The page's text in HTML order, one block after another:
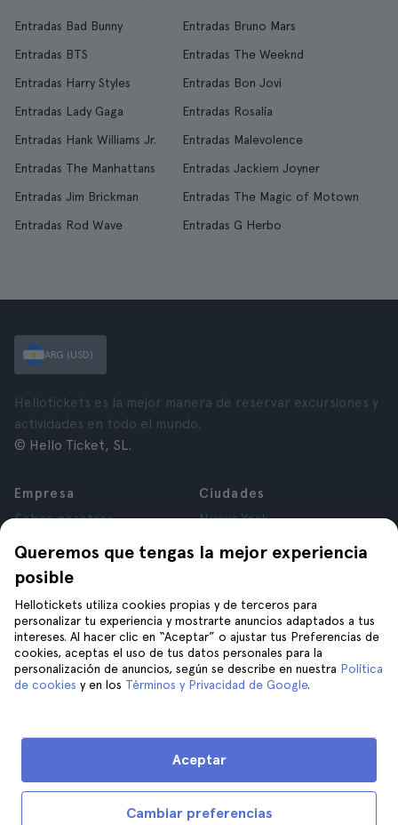
Entradas Bad Bunny
Entradas Bruno Mars
Entradas BTS
Entradas The Weeknd
Entradas Harry Styles
Entradas Bon Jovi
Entradas Lady Gaga
Entradas Rosalía
Entradas Hank Williams Jr.
Entradas Malevolence
Entradas The Manhattans
Entradas Jackiem Joyner
Entradas Jim Brickman
Entradas The Magic of Motown
Entradas Rod Wave
Entradas G Herbo
Queremos que tengas la mejor experiencia
posible
Hellotickets utiliza cookies propias y de terceros para
personalizar tu experiencia y mostrarte anuncios adaptados a tus
intereses. Al hacer clic en “Aceptar” o ajustar tus Preferencias de
cookies, aceptas el uso de tus datos personales para la
personalización de anuncios, según se describe en nuestra Política
de cookies y en los Términos y Privacidad de Google.
Cambiar preferencias
Aceptar
ARG (USD)
Hellotickets es la mejor manera de reservar excursiones y
actividades en todo el mundo.
© Hello Ticket, SL.
Empresa
Sobre nosotros
Afiliados
Opiniones
Privacidad
Términos y Condiciones
Aviso Legal
Cookies
Ciudades
Nueva York
París
Granada
Cracovia
Tenerife
Ayuda